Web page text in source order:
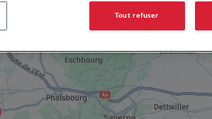
Tout refuser